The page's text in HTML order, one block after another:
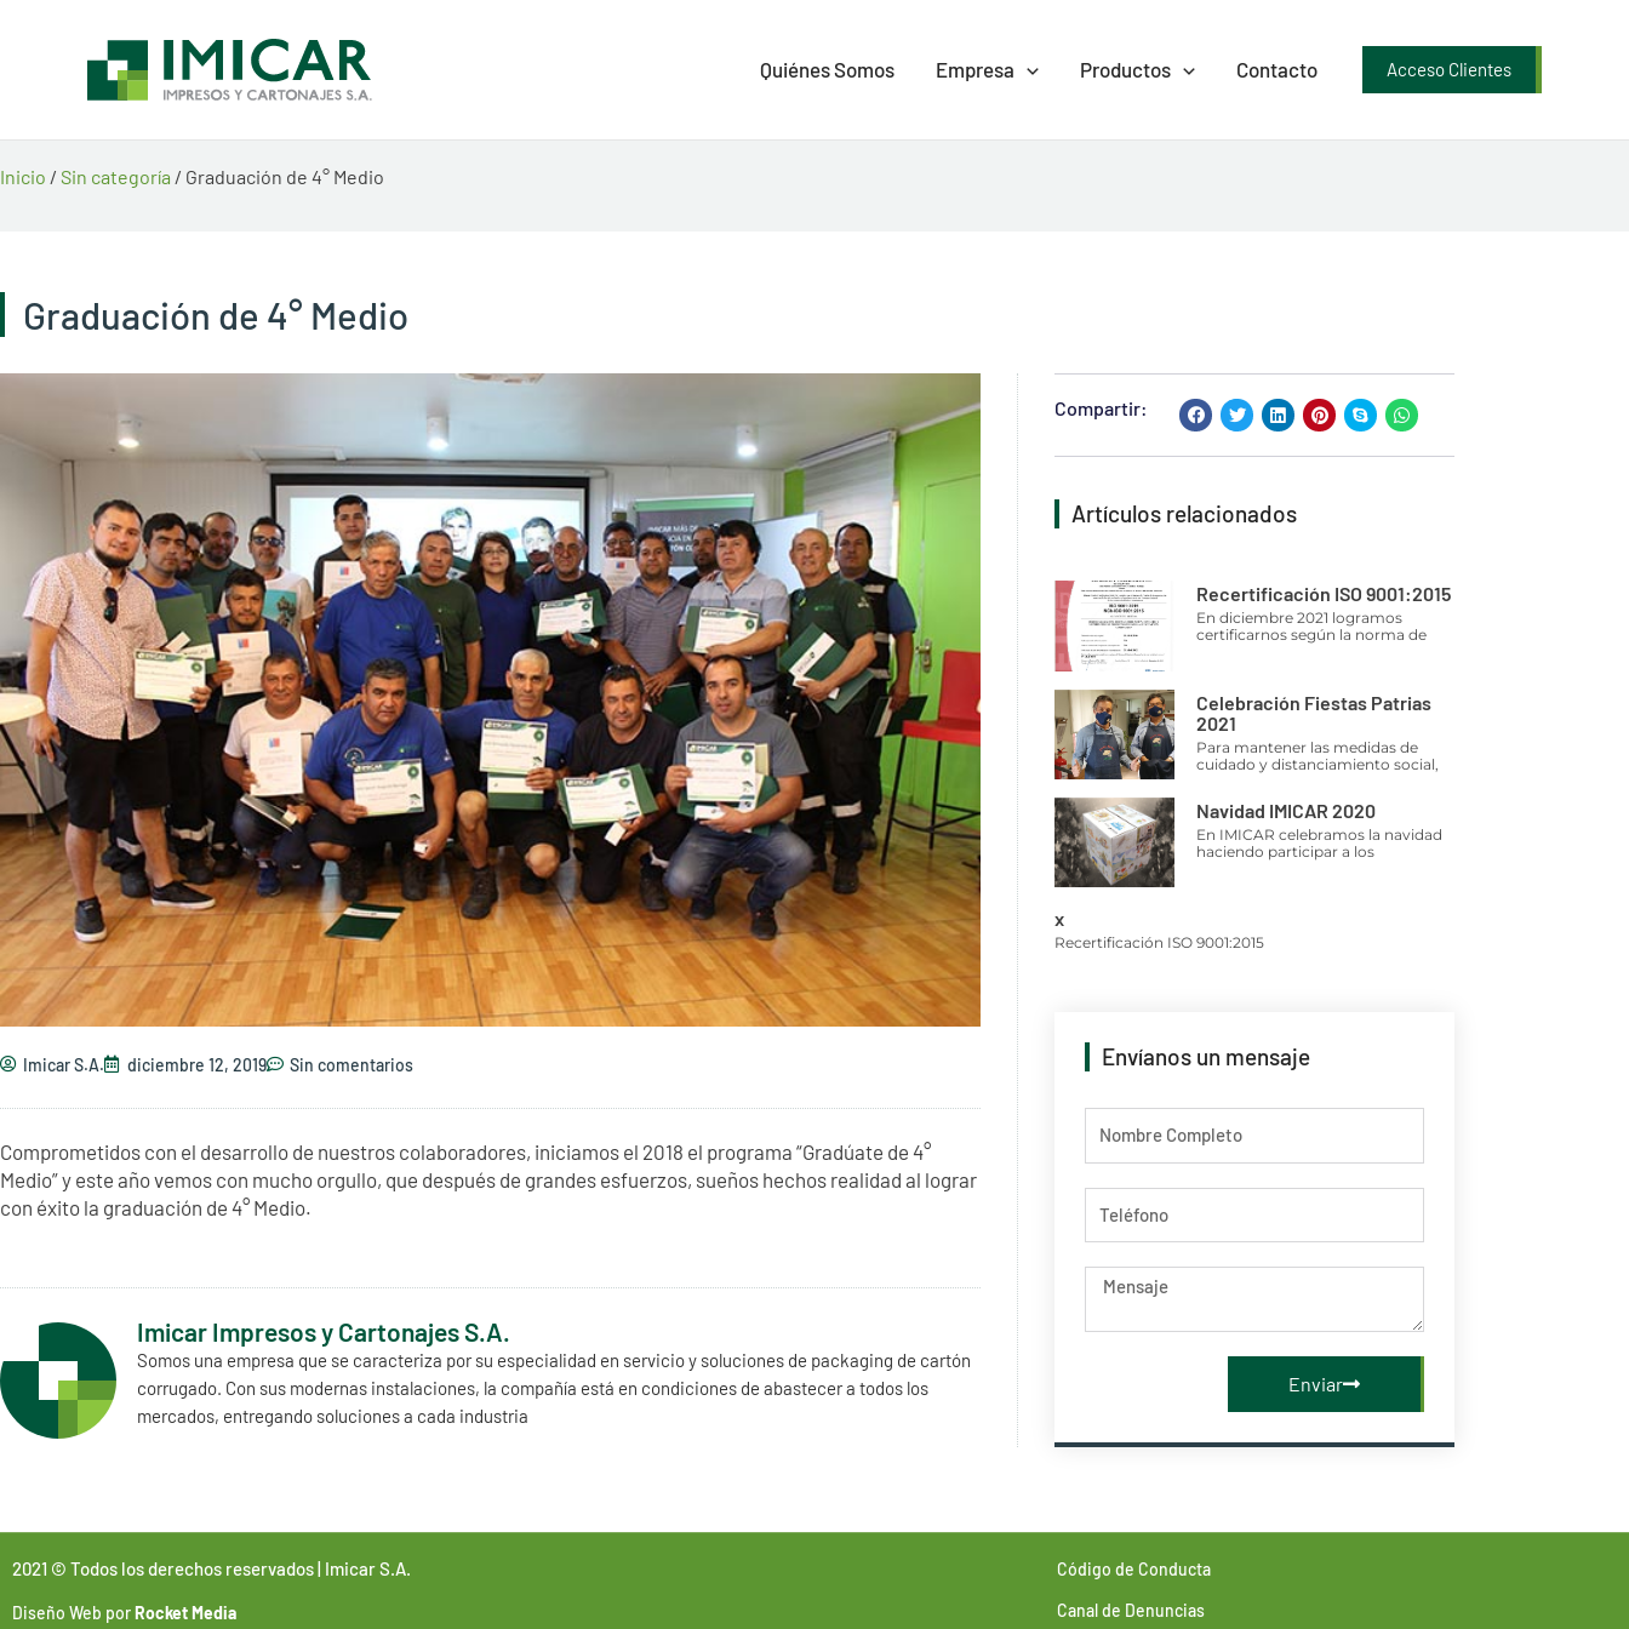
Quiénes Somos Empresa Productos Contacto Acceso Clientes
Inicio / Sin categoría / Graduación de 4° Medio
Graduación de 4° Medio
Imicar S.A. diciembre 12, 2019 Sin comentarios
Comprometidos con el desarrollo de nuestros colaboradores, iniciamos el 2018 el programa “Gradúate de 4°
Medio” y este año vemos con mucho orgullo, que después de grandes esfuerzos, sueños hechos realidad al lograr
con éxito la graduación de 4° Medio.
Imicar Impresos y Cartonajes S.A.
Somos una empresa que se caracteriza por su especialidad en servicio y soluciones de packaging de cartón
corrugado. Con sus modernas instalaciones, la compañía está en condiciones de abastecer a todos los
mercados, entregando soluciones a cada industria
Compartir:
Artículos relacionados
Recertificación ISO 9001:2015
En diciembre 2021 logramos
certificarnos según la norma de
Celebración Fiestas Patrias
2021
Para mantener las medidas de
cuidado y distanciamiento social,
Navidad IMICAR 2020
En IMICAR celebramos la navidad
haciendo participar a los
x
Recertificación ISO 9001:2015
Envíanos un mensaje
Mensaje
Enviar
2021 © Todos los derechos reservados | Imicar S.A.
Diseño Web porRocket Media
Código de Conducta
Canal de Denuncias